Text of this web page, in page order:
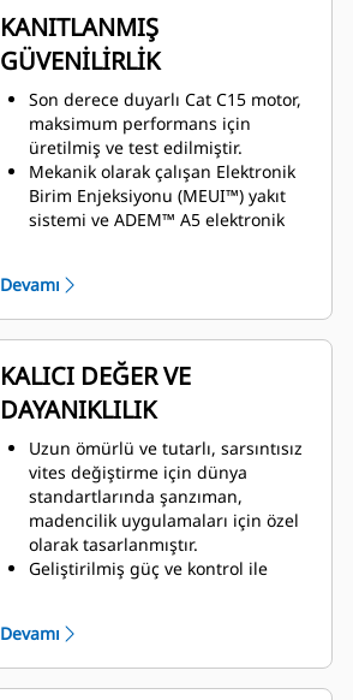
KANITLANMIŞ
GÜVENİLİRLİK
Son derece duyarlı Cat C15 motor,
maksimum performans için
üretilmiş ve test edilmiştir.
Mekanik olarak çalışan Elektronik
Birim Enjeksiyonu (MEUI™) yakıt
sistemi ve ADEM™ A5 elektronik
hızlı motor tepkisi sağlar.
14 ton taşıma yükü ile çakıllı kum
taşıyıcı konfigürasyonunda
mevcuttur.
60 tonluk sert şasili kamyonlara
kadar sistem uyumluluğu.
Devamı
KALICI DEĞER VE
DAYANIKLILIK
Uzun ömürlü ve tutarlı, sarsıntısız
vites değiştirme için dünya
standartlarında şanzıman,
madencilik uygulamaları için özel
olarak tasarlanmıştır.
Geliştirilmiş güç ve kontrol ile
Dayanıklı yapı, en zorlu yükleme
koşullarına ve birden fazla yaşam
döngüsüne dayanır.
Devamı